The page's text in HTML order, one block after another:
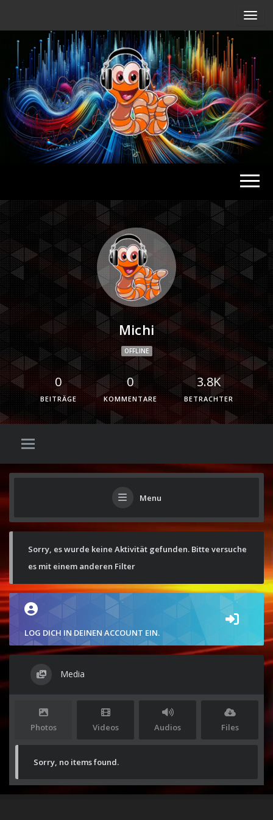
Radio
Michi
OFFLINE
0
BEITRÄGE
0
KOMMENTARE
3.8K
BETRACHTER
Menu
Sorry, es wurde keine Aktivität gefunden. Bitte versuche
es mit einem anderen Filter
LOG DICH IN DEINEN ACCOUNT EIN.
Media
Photos Videos Audios Files
Sorry, no items found.